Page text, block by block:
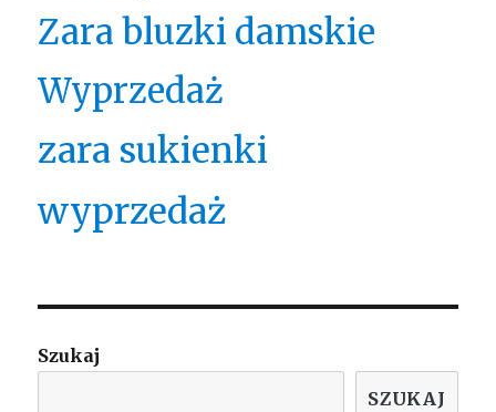
Zara bluzki damskie
Wyprzedaż
zara sukienki
wyprzedaż
Szukaj
SZUKAJ